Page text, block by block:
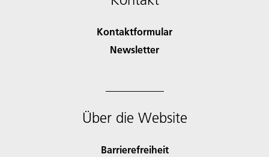
Kontaktformular
Newsletter
Über die Website
Barrierefreiheit